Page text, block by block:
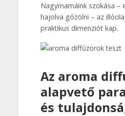
Nagymamáink szokása –
hajolva gőzölni – az
praktikus dimenziót kap.
Az aroma
alapvető
és